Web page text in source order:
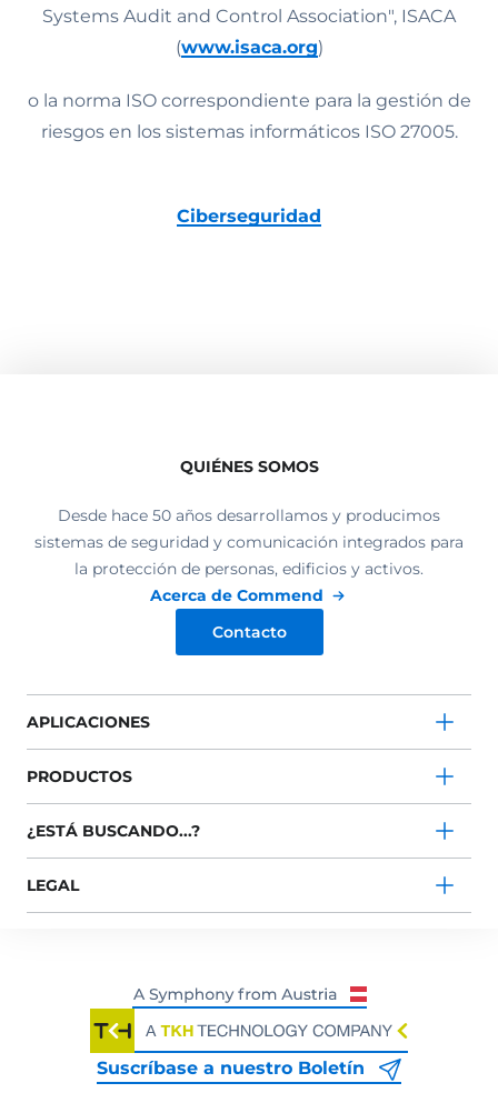
Systems Audit and Control Association", ISACA
(www.isaca.org)
o la norma ISO correspondiente para la gestión de
riesgos en los sistemas informáticos ISO 27005.
Ciberseguridad
QUIÉNES SOMOS
Desde hace 50 años desarrollamos y producimos
sistemas de seguridad y comunicación integrados para
la protección de personas, edificios y activos.
Acerca de Commend
Contacto
APLICACIONES
PRODUCTOS
¿ESTÁ BUSCANDO...?
LEGAL
Suscríbase a nuestro Boletín